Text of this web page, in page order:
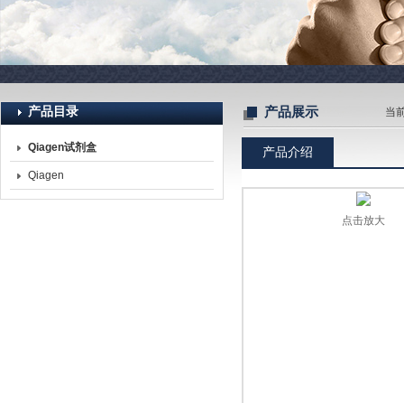
北京诺博莱德科技有限公司
产品目录
Qiagen试剂盒
Qiagen
产品展示 当
产品介绍
点击放大